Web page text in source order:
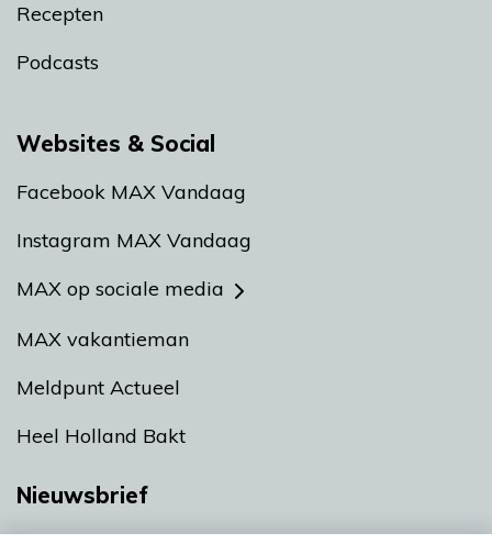
Recepten
Podcasts
Websites & Social
Facebook MAX Vandaag
Instagram MAX Vandaag
MAX op sociale media
MAX vakantieman
Meldpunt Actueel
Heel Holland Bakt
Nieuwsbrief